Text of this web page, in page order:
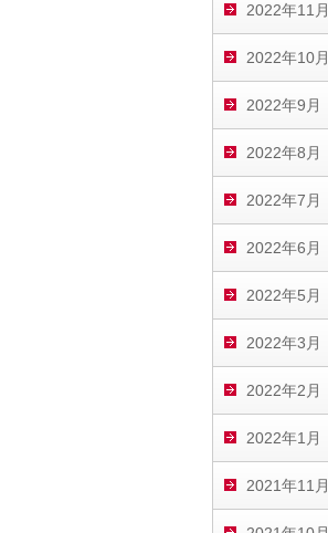
2022年11月
2022年10月
2022年9月
2022年8月
2022年7月
2022年6月
2022年5月
2022年3月
2022年2月
2022年1月
2021年11月